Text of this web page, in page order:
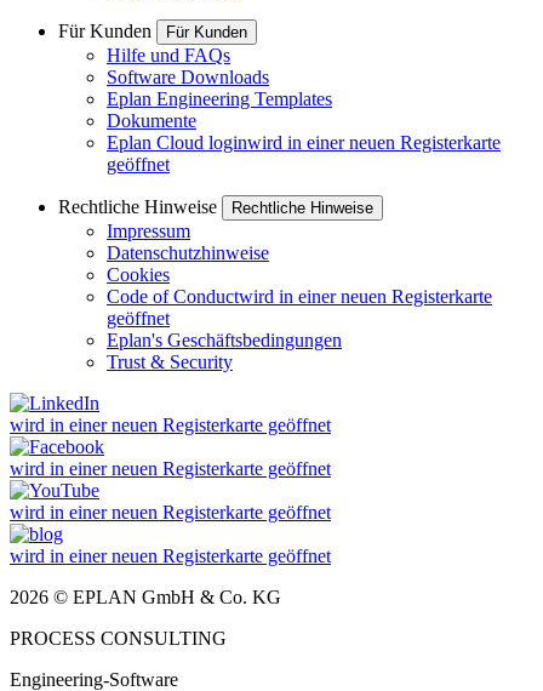
Für Kunden Für Kunden
Hilfe und FAQs
Software Downloads
Eplan Engineering Templates
Dokumente
Eplan Cloud loginwird in einer neuen Registerkarte
geöffnet
Rechtliche Hinweise Rechtliche Hinweise
Impressum
Datenschutzhinweise
Cookies
Code of Conductwird in einer neuen Registerkarte
geöffnet
Eplan's Geschäftsbedingungen
Trust & Security
wird in einer neuen Registerkarte geöffnet
wird in einer neuen Registerkarte geöffnet
wird in einer neuen Registerkarte geöffnet
wird in einer neuen Registerkarte geöffnet
2026 © EPLAN GmbH & Co. KG
PROCESS CONSULTING
Engineering-Software